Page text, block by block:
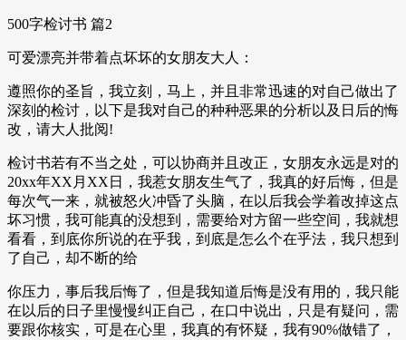
500字检讨书 篇2
可爱漂亮并带着点坏坏的女朋友大人：
遵照你的圣旨，我立刻，马上，并且非常迅速的对自己做出了
深刻的检讨，以下是我对自己的种种恶果的分析以及日后的悔
改，请大人批阅!
检讨书若有不当之处，可以协商并且改正，女朋友永远是对的
20xx年XX月XX日，我惹女朋友生气了，我真的好后悔，但是
每次气一来，就被怒火冲昏了头脑，在以后我会学着改掉这点
坏习惯，我可能真的没想到，需要给对方留一些空间，我就想
看看，到底你所说的在乎我，到底是怎么个在乎法，我只想到
了自己，却不断的给
你压力，事后我后悔了，但是我知道后悔是没有用的，我只能
在以后的日子里慢慢纠正自己，在口中说出，只是有疑问，需
要跟你核实，可是在心里，我真的有怀疑，我有90%做错了，